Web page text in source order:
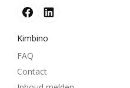
Kimbino
FAQ
Contact